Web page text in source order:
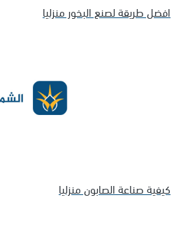
افضل طريقة لصنع البخور منزليا
كيفية صناعة الصابون منزليا